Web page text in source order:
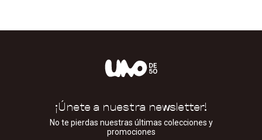
¡Únete a nuestra newsletter!
No te pierdas nuestras últimas colecciones y
promociones